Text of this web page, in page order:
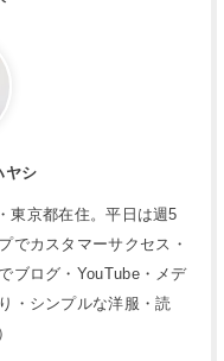
ヤシ
東京都在住。平日は週5
でカスタマーサクセス・
ブログ・YouTube・メデ
・シンプルな洋服・読